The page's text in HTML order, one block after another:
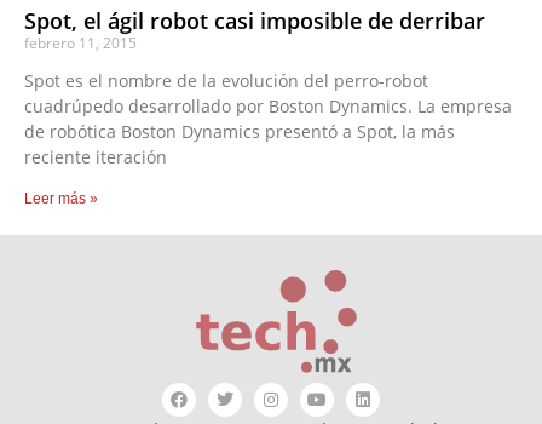
Spot, el ágil robot casi imposible de derribar
febrero 11, 2015
Spot es el nombre de la evolución del perro-robot
cuadrúpedo desarrollado por Boston Dynamics. La empresa
de robótica Boston Dynamics presentó a Spot, la más
reciente iteración
Leer más »